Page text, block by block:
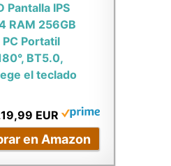
Pantalla IPS
RAM 256GB
PC Portatil
BT5.0,
el teclado
EUR
en Amazon